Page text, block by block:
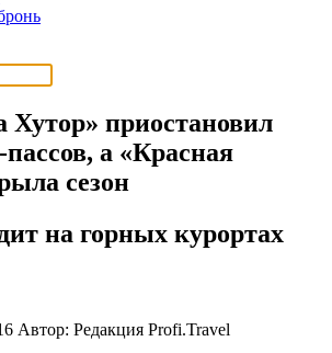
Хутор» приостановил
а «Красная
сезон
на горных курортах
Автор: Редакция Profi.Travel